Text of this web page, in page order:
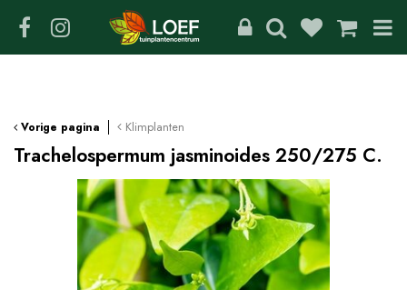
Vorige pagina Klimplanten
Trachelospermum jasminoides 250/275 C.